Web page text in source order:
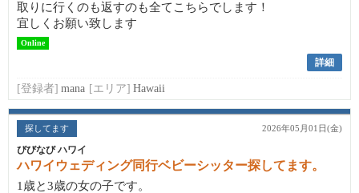
取りに行くのも返すのも全てこちらでします！
宜しくお願い致します
Online
詳細
[登録者] mana [エリア] Hawaii
探してます 2026年05月01日(金)
びびなび ハワイ
ハワイウェディング同行ベビーシッター探してます。
1歳と3歳の女の子です。